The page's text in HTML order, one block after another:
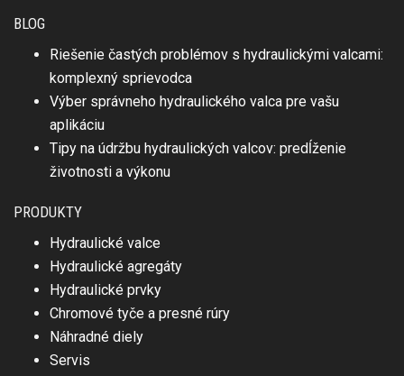
BLOG
Riešenie častých problémov s hydraulickými valcami:
komplexný sprievodca
Výber správneho hydraulického valca pre vašu
aplikáciu
Tipy na údržbu hydraulických valcov: predĺženie
životnosti a výkonu
PRODUKTY
Hydraulické valce
Hydraulické agregáty
Hydraulické prvky
Chromové tyče a presné rúry
Náhradné diely
Servis